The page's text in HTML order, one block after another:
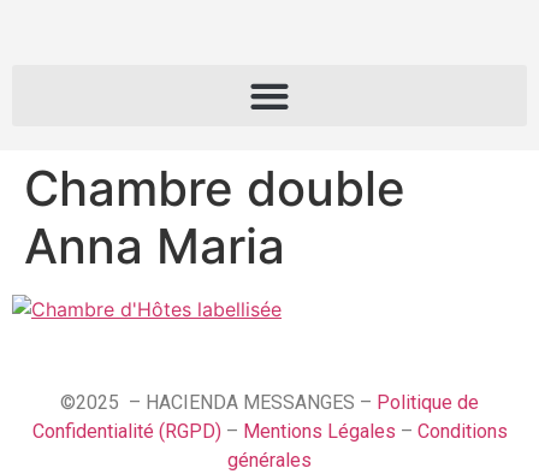
Chambre double
Anna Maria
©2025 – HACIENDA MESSANGES – Politique de
Confidentialité (RGPD)– Mentions Légales – Conditions
générales